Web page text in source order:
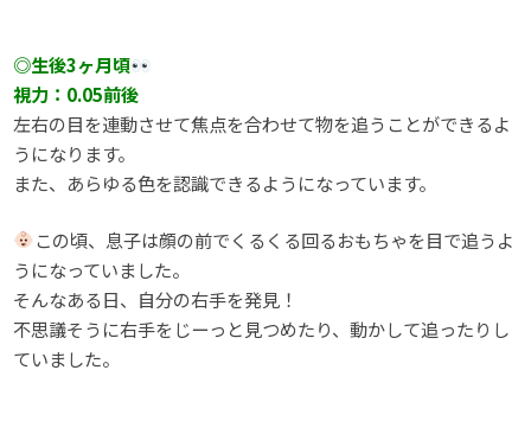
◎生後3ヶ月頃
視力：0.05前後
左右の目を連動させて焦点を合わせて物を追うことができるよ
うになります。
また、あらゆる色を認識できるようになっています。
この頃、息子は顔の前でくるくる回るおもちゃを目で追うよ
うになっていました。
そんなある日、自分の右手を発見！
不思議そうに右手をじーっと見つめたり、動かして追ったりし
ていました。